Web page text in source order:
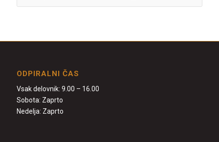
ODPIRALNI ČAS
Vsak delovnik: 9.00 – 16.00
Sobota: Zaprto
Nedelja: Zaprto